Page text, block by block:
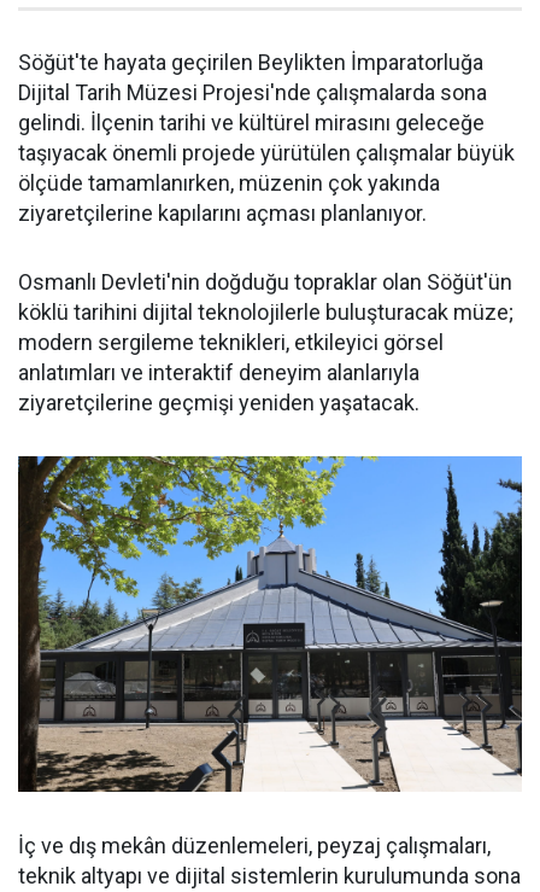
Söğüt'te hayata geçirilen Beylikten İmparatorluğa
Dijital Tarih Müzesi Projesi'nde çalışmalarda sona
gelindi. İlçenin tarihi ve kültürel mirasını geleceğe
taşıyacak önemli projede yürütülen çalışmalar büyük
ölçüde tamamlanırken, müzenin çok yakında
ziyaretçilerine kapılarını açması planlanıyor.
Osmanlı Devleti'nin doğduğu topraklar olan Söğüt'ün
köklü tarihini dijital teknolojilerle buluşturacak müze;
modern sergileme teknikleri, etkileyici görsel
anlatımları ve interaktif deneyim alanlarıyla
ziyaretçilerine geçmişi yeniden yaşatacak.
İç ve dış mekân düzenlemeleri, peyzaj çalışmaları,
teknik altyapı ve dijital sistemlerin kurulumunda sona